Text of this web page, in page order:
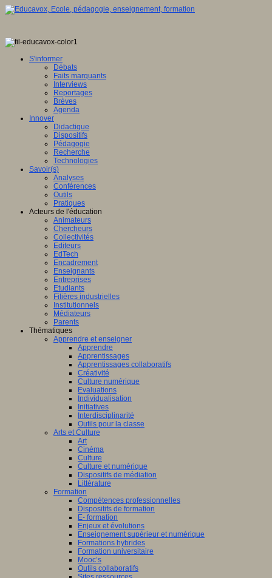
S'informer
Débats
Faits marquants
Interviews
Reportages
Brèves
Agenda
Innover
Didactique
Dispositifs
Pédagogie
Recherche
Technologies
Savoir(s)
Analyses
Conférences
Outils
Pratiques
Acteurs de l'éducation
Animateurs
Chercheurs
Collectivités
Editeurs
EdTech
Encadrement
Enseignants
Entreprises
Etudiants
Filières industrielles
Institutionnels
Médiateurs
Parents
Thématiques
Apprendre et enseigner
Apprendre
Apprentissages
Apprentissages collaboratifs
Créativité
Culture numérique
Evaluations
Individualisation
Initiatives
Interdisciplinarité
Outils pour la classe
Arts et Culture
Art
Cinéma
Culture
Culture et numérique
Dispositifs de médiation
Littérature
Formation
Compétences professionnelles
Dispositifs de formation
E- formation
Enjeux et évolutions
Enseignement supérieur et numérique
Formations hybrides
Formation universitaire
Mooc’s
Outils collaboratifs